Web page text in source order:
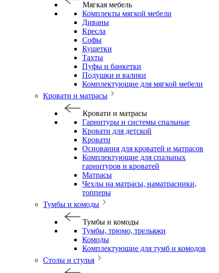
Мягкая мебель
Комплекты мягкой мебели
Диваны
Кресла
Софы
Кушетки
Тахты
Пуфы и банкетки
Подушки и валики
Комплектующие для мягкой мебели
Кровати и матрасы
Кровати и матрасы
Гарнитуры и системы спальные
Кровати для детской
Кровати
Основания для кроватей и матрасов
Комплектующие для спальных
гарнитуров и кроватей
Матрасы
Чехлы на матрасы, наматрасники,
топперы
Тумбы и комоды
Тумбы и комоды
Тумбы, трюмо, трельяжи
Комоды
Комплектующие для тумб и комодов
Столы и стулья